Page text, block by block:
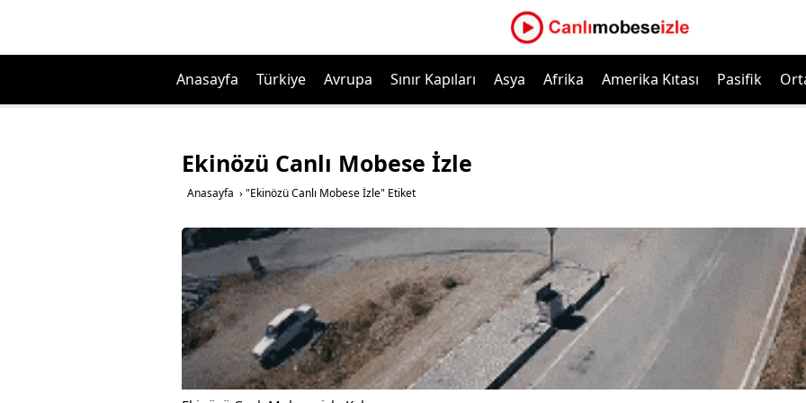
Anasayfa Türkiye Avrupa Sınır Kapıları Asya Afrika Amerika Kıtası Pasifik
Ekinözü Canlı Mobese İzle
Anasayfa › "Ekinözü Canlı Mobese İzle" Etiket